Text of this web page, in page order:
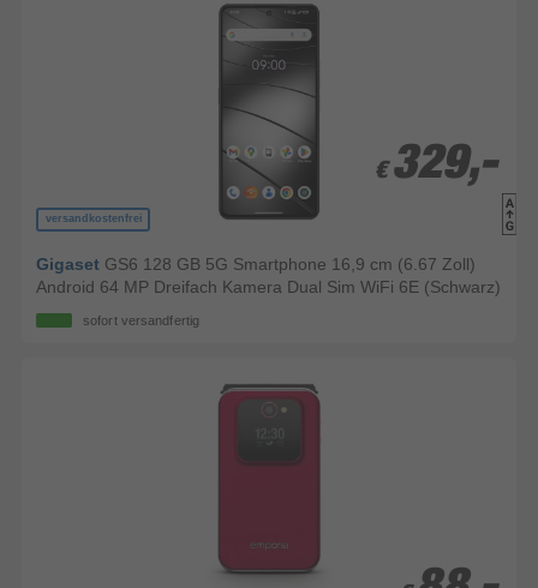
versandkostenfrei
€ 329,-
€ 329,-
Gigaset GS6 128 GB 5G Smartphone 16,9 cm (6.67 Zoll)
Android 64 MP Dreifach Kamera Dual Sim WiFi 6E (Schwarz)
sofort versandfertig